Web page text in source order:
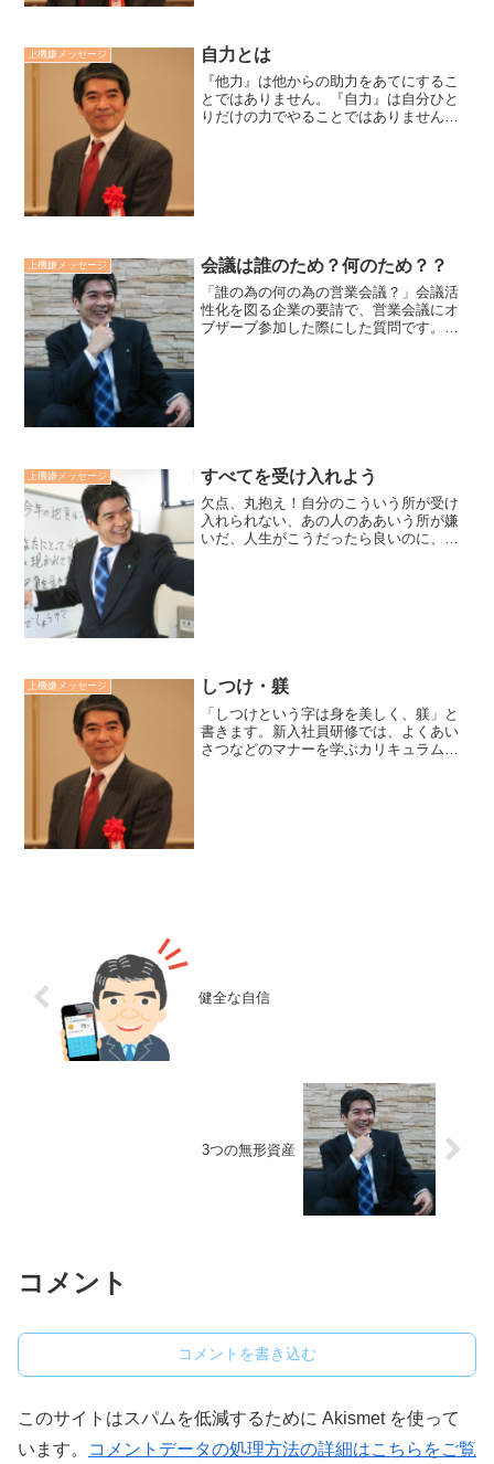
上機嫌メッセージ 自力とは
『他力』は他からの助力をあてにするこ
とではありません。『自力』は自分ひと
りだけの力でやることではありません。
上機嫌メッセージ 会議は誰のため？何のため？？
「誰の為の何の為の営業会議？」会議活
性化を図る企業の要請で、営業会議にオ
ブザーブ参加した際にした質問です。叱
上機嫌メッセージ すべてを受け入れよう
欠点、丸抱え！自分のこういう所が受け
入れられない、あの人のああいう所が嫌
いだ、人生がこうだったら良いのに、な
上機嫌メッセージ しつけ・躾
「しつけという字は身を美しく、躾」と
書きます。新入社員研修では、よくあい
さつなどのマナーを学ぶカリキュラムが
健全な自信
3つの無形資産
コメント
コメントを書き込む
このサイトはスパムを低減するために Akismet を使って
います。
コメントデータの処理方法の詳細はこちらをご覧